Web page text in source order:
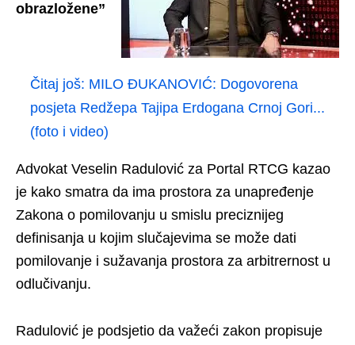
obrazložene”
Čitaj još: MILO ĐUKANOVIĆ: Dogovorena
posjeta Redžepa Tajipa Erdogana Crnoj Gori...
(foto i video)
Advokat Veselin Radulović za Portal RTCG kazao
je kako smatra da ima prostora za unapređenje
Zakona o pomilovanju u smislu preciznijeg
definisanja u kojim slučajevima se može dati
pomilovanje i sužavanja prostora za arbitrernost u
odlučivanju.
Radulović je podsjetio da važeći zakon propisuje